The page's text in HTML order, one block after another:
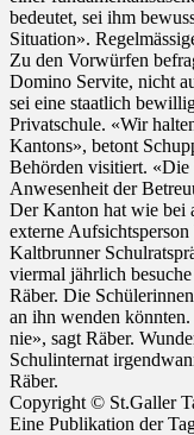
bedeutet, sei ihm
Situation».
Zu den Vorwürfen
Domino Servite, nicht
sei eine staatlich
Privatschule. «Wir
Kantons», betont
Behörden visitiert. «Die
Anwesenheit der
Der Kanton hat wie bei
externe
Kaltbrunner
viermal jährlich
Räber. Die
an ihn wenden
nie», sagt Räber.
Schulinternat
Räber.
Copyright © St.Galler
Eine Publikation der